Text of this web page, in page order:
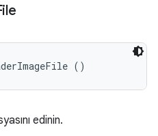
()
edinin.